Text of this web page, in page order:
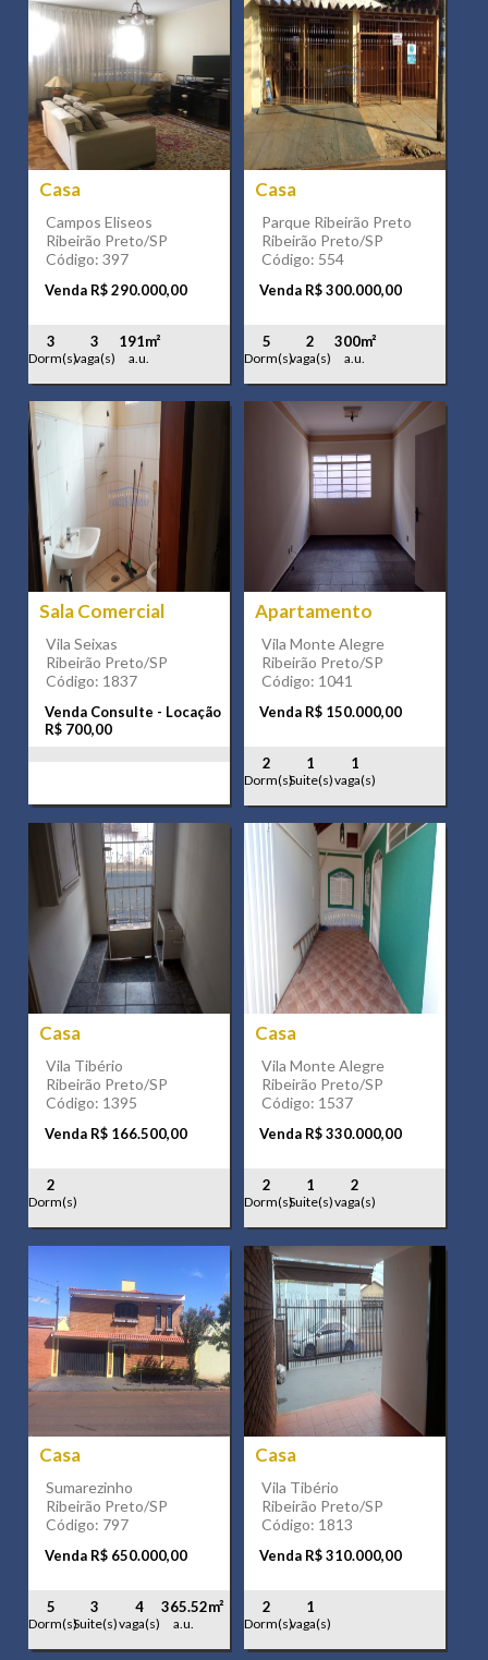
Casa
Campos Eliseos
Ribeirão Preto/SP
Código: 397
Venda R$ 290.000,00
3
Dorm(s)
3
vaga(s)
191m²
a.u.
Casa
Parque Ribeirão Preto
Ribeirão Preto/SP
Código: 554
Venda R$ 300.000,00
5
Dorm(s)
2
vaga(s)
300m²
a.u.
Sala Comercial
Vila Seixas
Ribeirão Preto/SP
Código: 1837
Venda Consulte - Locação
R$ 700,00
Apartamento
Vila Monte Alegre
Ribeirão Preto/SP
Código: 1041
Venda R$ 150.000,00
2
Dorm(s)
1
Suite(s)
1
vaga(s)
Casa
Vila Tibério
Ribeirão Preto/SP
Código: 1395
Venda R$ 166.500,00
2
Dorm(s)
Casa
Vila Monte Alegre
Ribeirão Preto/SP
Código: 1537
Venda R$ 330.000,00
2
Dorm(s)
1
Suite(s)
2
vaga(s)
Casa
Sumarezinho
Ribeirão Preto/SP
Código: 797
Venda R$ 650.000,00
5
Dorm(s)
3
Suite(s)
4
vaga(s)
365.52m²
a.u.
Casa
Vila Tibério
Ribeirão Preto/SP
Código: 1813
Venda R$ 310.000,00
2
Dorm(s)
1
vaga(s)